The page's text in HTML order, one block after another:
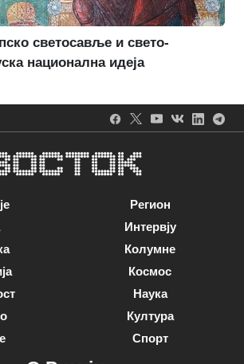
светосавље и свето-
национална идеја
Регион
Интервју
Колумне
Космос
Наука
Култура
Спорт